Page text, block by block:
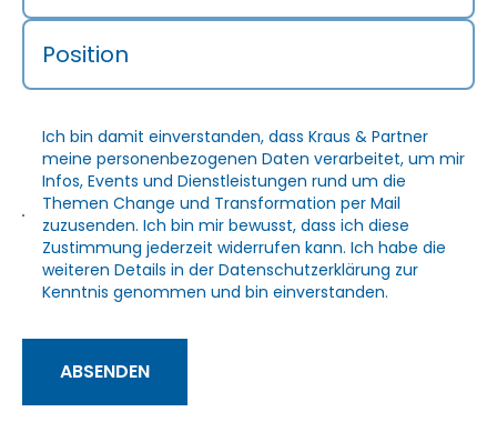
Position
Ich bin damit einverstanden, dass Kraus & Partner
meine personenbezogenen Daten verarbeitet, um mir
Infos, Events und Dienstleistungen rund um die
Themen Change und Transformation per Mail
zuzusenden. Ich bin mir bewusst, dass ich diese
Zustimmung jederzeit widerrufen kann. Ich habe die
weiteren Details in derDatenschutzerklärung zur
Kenntnis genommen und bin einverstanden.
ABSENDEN